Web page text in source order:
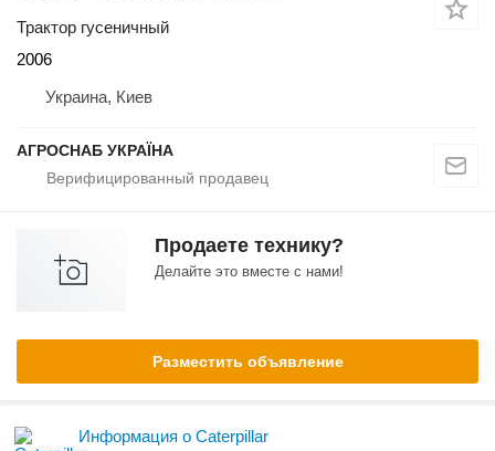
Трактор гусеничный
2006
Украина, Киев
АГРОСНАБ УКРАЇНА
Продаете технику?
Делайте это вместе с нами!
Разместить объявление
Информация о Caterpillar